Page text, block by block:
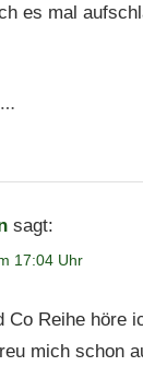
es mal
sagt:
17:04 Uhr
Co Reihe höre
mich schon